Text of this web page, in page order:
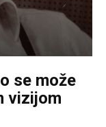
se može
vizijom